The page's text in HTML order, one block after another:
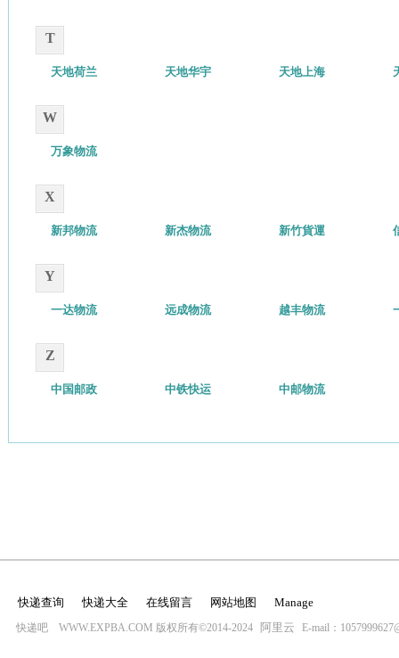
T
天地荷兰 天地华宇 天地上海
W
万象物流
X
新邦物流 新杰物流 新竹貨運
Y
一达物流 远成物流 越丰物流
Z
中国邮政 中铁快运 中邮物流
快递查询 快递大全 在线留言 网站地图 Manage
快递吧 WWW.EXPBA.COM 版权所有©2014-2024 阿里云 E-mail：